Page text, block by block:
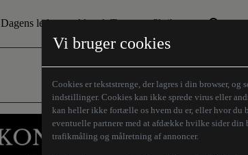
Vi bruger cookies
Cookies er tekststrenge, der lagres i din browser, og
indstillinger. Cookies kan ikke sprede virus eller
kan heller ikke fortælle os hvem du er, eller hvor du
eventuelle partnere med at afdække hvilke sider din
trafikmåling og målretning af annoncer.
Dagens leder Aktuelt Tema
Den borgelige brille
Humaniora forfra
Store Danskere
Skribenter
Z-aksen